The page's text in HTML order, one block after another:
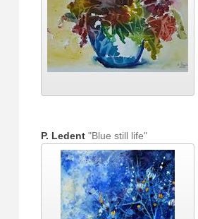
P. Ledent"Blue still life"